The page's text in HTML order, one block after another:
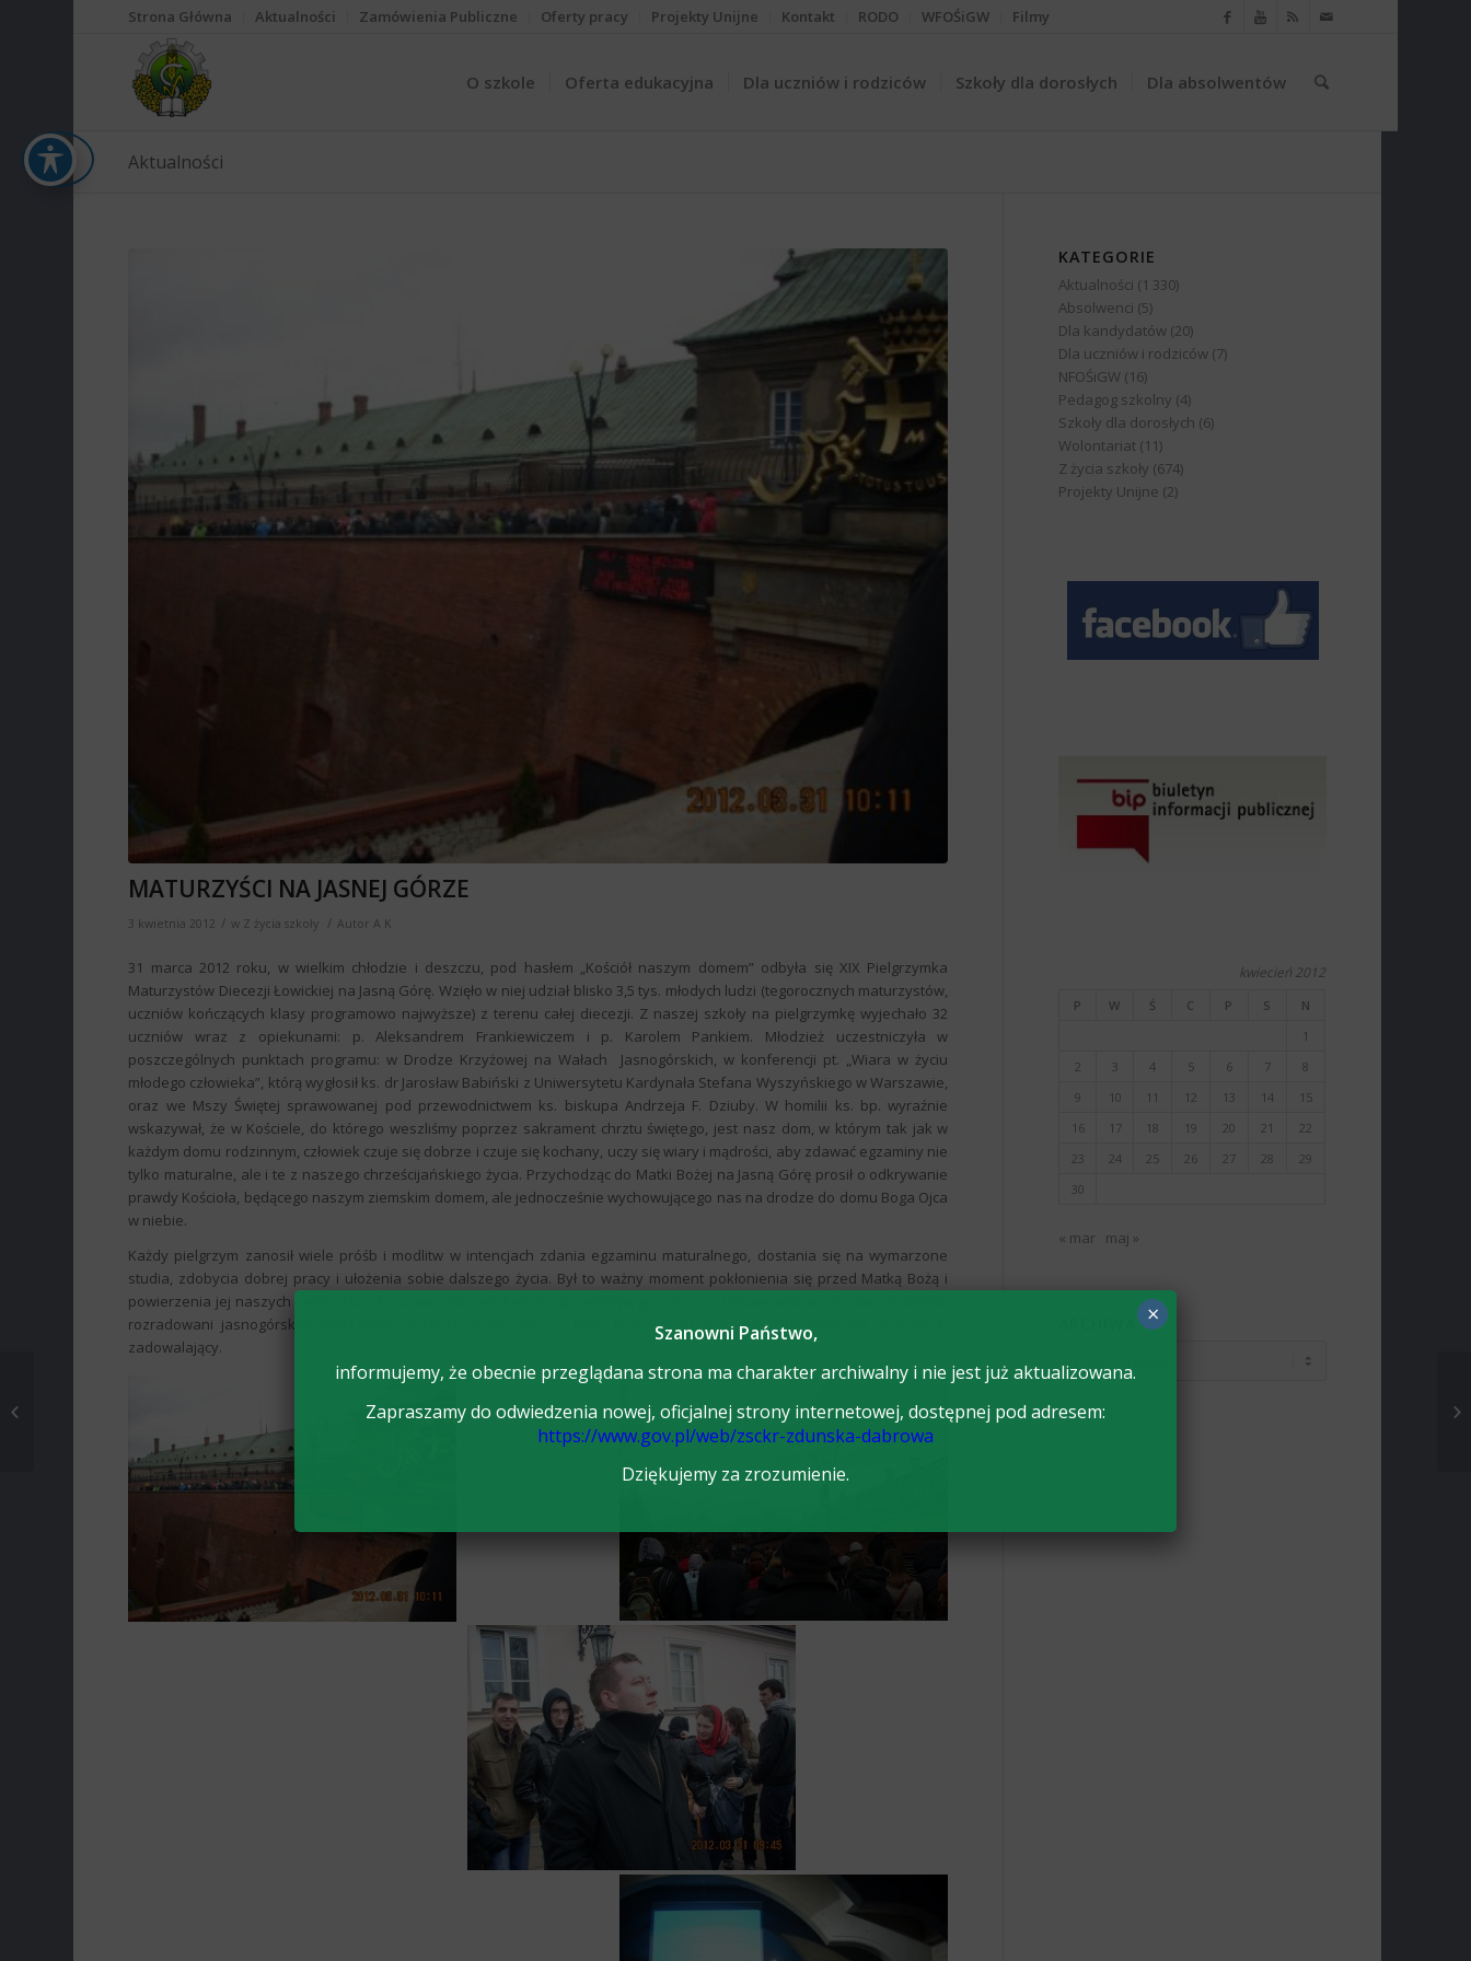
Strona Główna Aktualności Zamówienia Publiczne Oferty pracy Projekty Unijne Kontakt RODO WFOŚiGW Filmy
O szkole Oferta edukacyjna Dla uczniów i rodziców Szkoły dla dorosłych Dla absolwentów
Aktualności
MATURZYŚCI NA JASNEJ GÓRZE
3 kwietnia 2012 / w Z życia szkoły / Autor A K
31 marca 2012 roku, w wielkim chłodzie i deszczu, pod hasłem „Kościół naszym domem” odbyła się XIX Pielgrzymka
Maturzystów Diecezji Łowickiej na Jasną Górę. Wzięło w niej udział blisko 3,5 tys. młodych ludzi (tegorocznych maturzystów,
uczniów kończących klasy programowo najwyższe) z terenu całej diecezji. Z naszej szkoły na pielgrzymkę wyjechało 32
uczniów wraz z opiekunami: p. Aleksandrem Frankiewiczem i p. Karolem Pankiem. Młodzież uczestniczyła w
poszczególnych punktach programu: w Drodze Krzyżowej na Wałach Jasnogórskich, w konferencji pt. „Wiara w życiu
młodego człowieka”, którą wygłosił ks. dr Jarosław Babiński z Uniwersytetu Kardynała Stefana Wyszyńskiego w Warszawie,
oraz we Mszy Świętej sprawowanej pod przewodnictwem ks. biskupa Andrzeja F. Dziuby. W homilii ks. bp. wyraźnie
wskazywał, że w Kościele, do którego weszliśmy poprzez sakrament chrztu świętego, jest nasz dom, w którym tak jak w
każdym domu rodzinnym, człowiek czuje się dobrze i czuje się kochany, uczy się wiary i mądrości, aby zdawać egzaminy nie
tylko maturalne, ale i te z naszego chrześcijańskiego życia. Przychodząc do Matki Bożej na Jasną Górę prosił o odkrywanie
prawdy Kościoła, będącego naszym ziemskim domem, ale jednocześnie wychowującego nas na drodze do domu Boga Ojca
w niebie.
Każdy pielgrzym zanosił wiele próśb i modlitw w intencjach zdania egzaminu maturalnego, dostania się na wymarzone
studia, zdobycia dobrej pracy i ułożenia sobie dalszego życia. Był to ważny moment pokłonienia się przed Matką Bożą i
powierzenia jej naszych najskrytszych spraw i marzeń. Pomimo przenikliwego zimna, uczniowie wracali do swoich domów
rozradowani jasnogórskim spotkaniem. A teraz przed nimi już tylko finisz nauki w szkole. Oby tylko dla wszystkich
zadowalający.
KATEGORIE
Aktualności (1 330)
Absolwenci (5)
Dla kandydatów (20)
Dla uczniów i rodziców (7)
NFOŚiGW (16)
Pedagog szkolny (4)
Szkoły dla dorosłych (6)
Wolontariat (11)
Z życia szkoły (674)
Projekty Unijne (2)
kwiecień 2012
P W Ś C P S
N
1
2
3 4 5 6 7
8
9
10 11 12 13 14
15
16
17 18 19 20 21
22
23
24 25 26 27 28
29
30
« mar maj »
UCZNIÓW SZKÓŁ...
Szanowni Państwo,
informujemy, że obecnie przeglądana strona ma charakter archiwalny i nie jest już aktualizowana.
Zapraszamy do odwiedzenia nowej, oficjalnej strony internetowej, dostępnej pod adresem:
https://www.gov.pl/web/zsckr-zdunska-dabrowa
Dziękujemy za zrozumienie.
×